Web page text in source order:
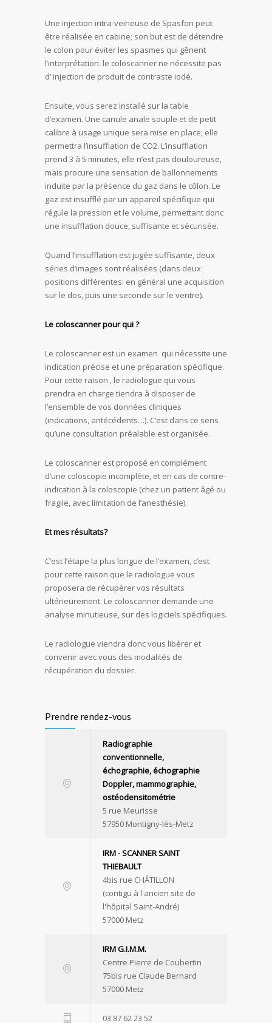
Une injection intra-veineuse de Spasfon peut
être réalisée en cabine; son but est de détendre
le colon pour éviter les spasmes qui gênent
l’interprétation. le coloscanner ne nécessite pas
d’ injection de produit de contraste iodé.
Ensuite, vous serez installé sur la table
d’examen. Une canule anale souple et de petit
calibre à usage unique sera mise en place; elle
permettra l’insufflation de CO2. L’insufflation
prend 3 à 5 minutes, elle n’est pas douloureuse,
mais procure une sensation de ballonnements
induite par la présence du gaz dans le côlon. Le
gaz est insufflé par un appareil spécifique qui
régule la pression et le volume, permettant donc
une insufflation douce, suffisante et sécurisée.
Quand l’insufflation est jugée suffisante, deux
séries d’images sont réalisées (dans deux
positions différentes: en général une acquisition
sur le dos, puis une seconde sur le ventre).
Le coloscanner pour qui ?
Le coloscanner est un examen qui nécessite une
indication précise et une préparation spécifique.
Pour cette raison , le radiologue qui vous
prendra en charge tiendra à disposer de
l’ensemble de vos données cliniques
(indications, antécédents…). C’est dans ce sens
qu’une consultation préalable est organisée.
Le coloscanner est proposé en complément
d’une coloscopie incomplète, et en cas de contre-
indication à la coloscopie (chez un patient âgé ou
fragile, avec limitation de l’anesthésie).
Et mes résultats?
C’est l’étape la plus longue de l’examen, c’est
pour cette raison que le radiologue vous
proposera de récupérer vos résultats
ultérieurement. Le coloscanner demande une
analyse minutieuse, sur des logiciels spécifiques.
Le radiologue viendra donc vous libérer et
convenir avec vous des modalités de
récupération du dossier.
Prendre rendez-vous
Radiographie
conventionnelle,
échographie, échographie
Doppler, mammographie,
ostéodensitométrie
5 rue Meurisse
57950 Montigny-lès-Metz
IRM - SCANNER SAINT
THIEBAULT
4bis rue CHÂTILLON
(contigu à l'ancien site de
l'hôpital Saint-André)
57000 Metz
IRM G.I.M.M.
Centre Pierre de Coubertin
75bis rue Claude Bernard
57000 Metz
03 87 62 23 52